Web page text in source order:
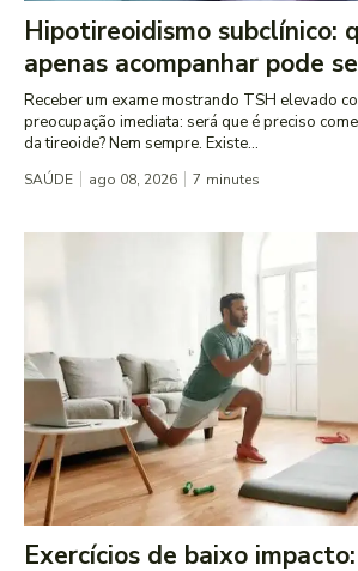
Hipotireoidismo subclínico:
apenas acompanhar pode
Receber um exame mostrando TSH elevado
preocupação imediata: será que é preciso
da tireoide? Nem sempre. Existe...
SAÚDE ago 08, 2026 7 minutes
Exercícios de baixo